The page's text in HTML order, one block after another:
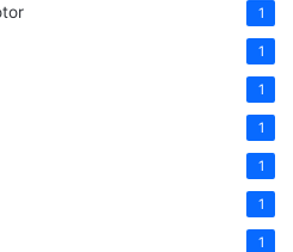
1
1
1
1
1
1
1